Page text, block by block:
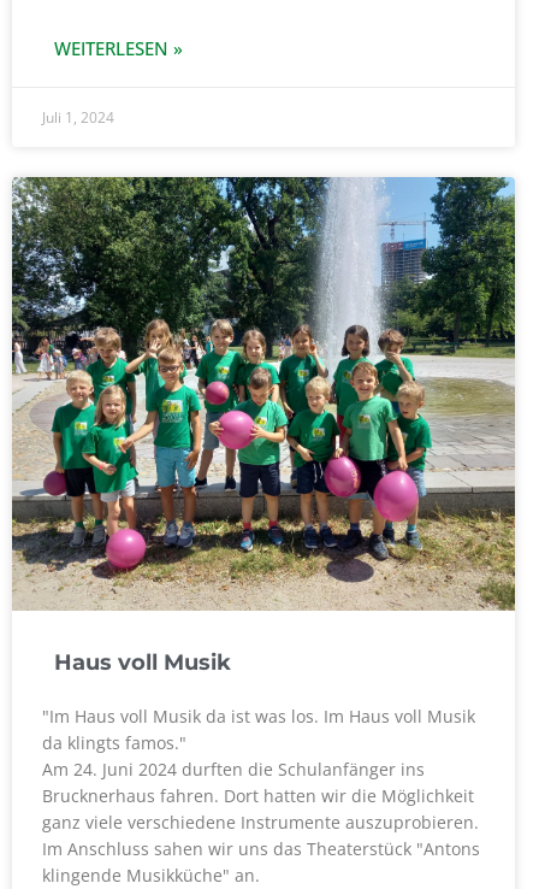
WEITERLESEN »
Juli 1, 2024
Haus voll Musik
"Im Haus voll Musik da ist was los. Im Haus voll Musik
da klingts famos."
Am 24. Juni 2024 durften die Schulanfänger ins
Brucknerhaus fahren. Dort hatten wir die Möglichkeit
ganz viele verschiedene Instrumente auszuprobieren.
Im Anschluss sahen wir uns das Theaterstück "Antons
klingende Musikküche" an.